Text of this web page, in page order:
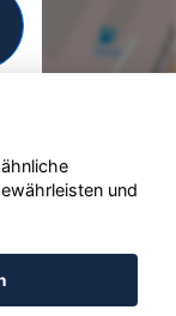
- 2026
und